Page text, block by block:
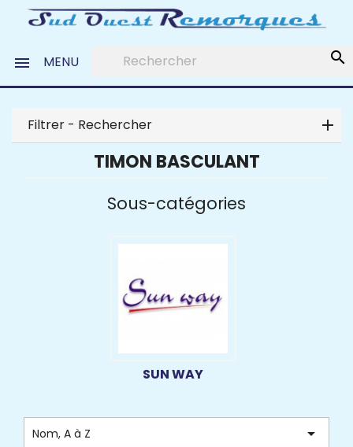
search
 MENU
Filtrer - Rechercher
TIMON BASCULANT
Sous-catégories
SUN WAY
Nom, A à Z 